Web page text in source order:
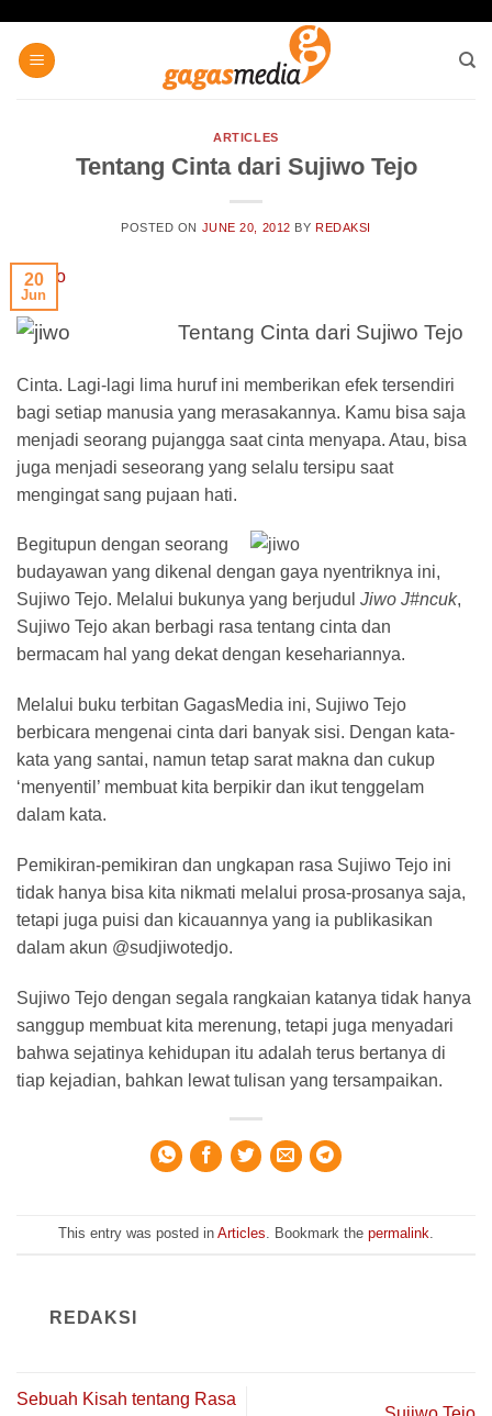
content
ARTICLES
Tentang Cinta dari Sujiwo Tejo
POSTED ON JUNE 20, 2012 BY REDAKSI
20
Jun
Tentang Cinta dari Sujiwo Tejo
Cinta. Lagi-lagi lima huruf ini memberikan efek tersendiri
bagi setiap manusia yang merasakannya. Kamu bisa saja
menjadi seorang pujangga saat cinta menyapa. Atau, bisa
juga menjadi seseorang yang selalu tersipu saat
mengingat sang pujaan hati.
Begitupun dengan seorang
budayawan yang dikenal dengan gaya nyentriknya ini,
Sujiwo Tejo. Melalui bukunya yang berjudul Jiwo J#ncuk,
Sujiwo Tejo akan berbagi rasa tentang cinta dan
bermacam hal yang dekat dengan kesehariannya.
Melalui buku terbitan GagasMedia ini, Sujiwo Tejo
berbicara mengenai cinta dari banyak sisi. Dengan kata-
kata yang santai, namun tetap sarat makna dan cukup
‘menyentil’ membuat kita berpikir dan ikut tenggelam
dalam kata.
Pemikiran-pemikiran dan ungkapan rasa Sujiwo Tejo ini
tidak hanya bisa kita nikmati melalui prosa-prosanya saja,
tetapi juga puisi dan kicauannya yang ia publikasikan
dalam akun @sudjiwotedjo.
Sujiwo Tejo dengan segala rangkaian katanya tidak hanya
sanggup membuat kita merenung, tetapi juga menyadari
bahwa sejatinya kehidupan itu adalah terus bertanya di
tiap kejadian, bahkan lewat tulisan yang tersampaikan.
This entry was posted in Articles. Bookmark the permalink.
REDAKSI
Sebuah Kisah tentang Rasa